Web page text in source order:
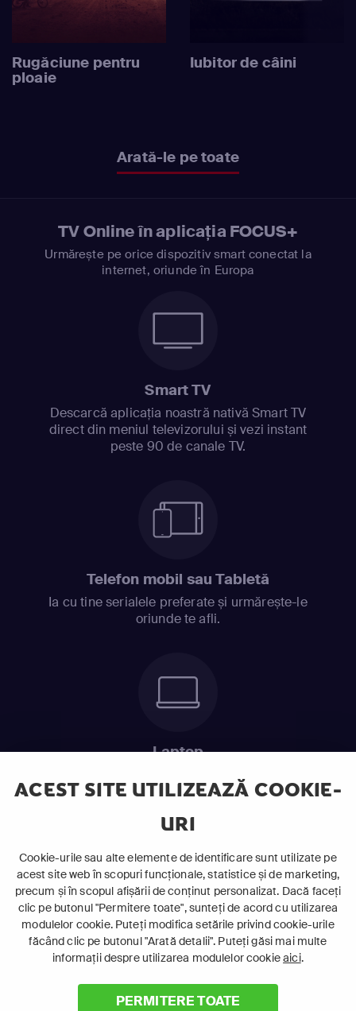
ACEST SITE UTILIZEAZĂ COOKIE-
URI
Cookie-urile sau alte elemente de identificare sunt utilizate pe
acest site web în scopuri funcționale, statistice și de marketing,
precum și în scopul afișării de conținut personalizat. Dacă faceți
clic pe butonul "Permitere toate", sunteți de acord cu utilizarea
modulelor cookie. Puteți modifica setările privind cookie-urile
făcând clic pe butonul "Arată detalii". Puteți găsi mai multe
informații despre utilizarea modulelor cookieaici.
PERMITERE TOATE
Rugăciune pentru
ploaie
Iubitor de câini
Arată-le pe toate
TV Online în aplicația FOCUS+
Urmărește pe orice dispozitiv smart conectat la
internet, oriunde în Europa
Smart TV
Descarcă aplicația noastră nativă Smart TV
direct din meniul televizorului și vezi instant
peste 90 de canale TV.
Telefon mobil sau Tabletă
Ia cu tine serialele preferate și urmărește-le
oriunde te afli.
Laptop
ABONEAZĂ-TE ACUM
Cerințe de sistem